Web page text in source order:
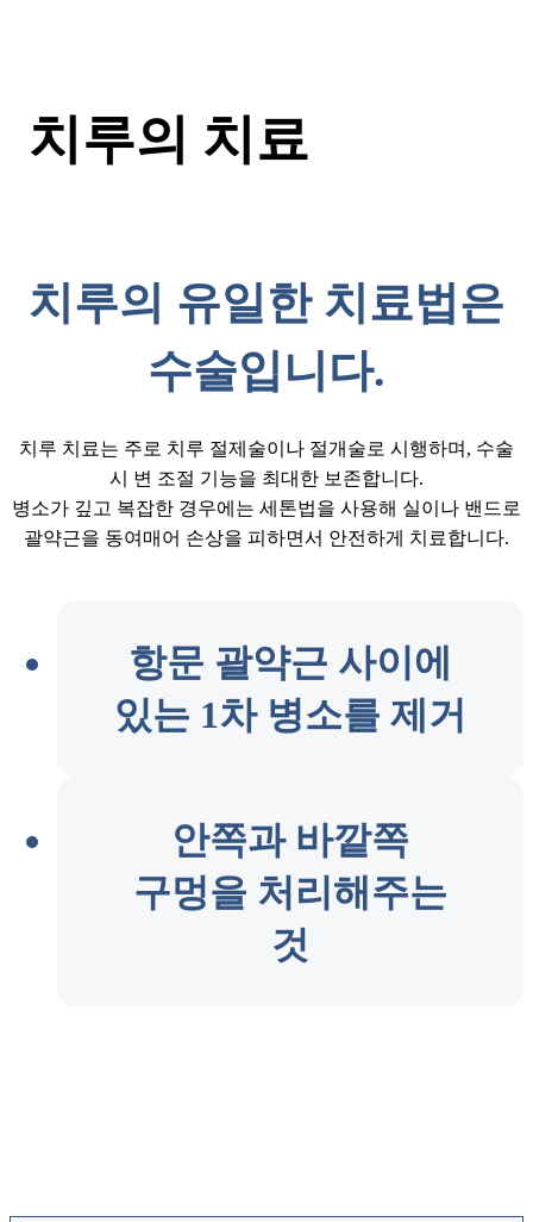
치루의 치료
치루의 유일한 치료법은
수술입니다.
치루 치료는 주로 치루 절제술이나 절개술로 시행하며, 수술
시 변 조절 기능을 최대한 보존합니다.
병소가 깊고 복잡한 경우에는 세톤법을 사용해 실이나 밴드로
괄약근을 동여매어 손상을 피하면서 안전하게 치료합니다.
항문 괄약근 사이에
있는 1차 병소를 제거
안쪽과 바깥쪽
구멍을 처리해주는
것